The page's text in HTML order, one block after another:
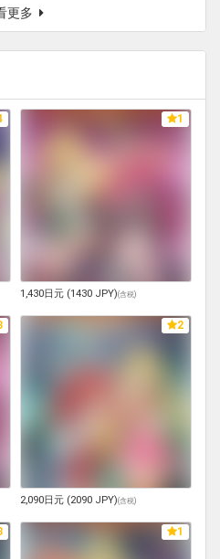
更多
1
1,430日元 (1430 JPY)(含税)
2
2,090日元 (2090 JPY)(含税)
1